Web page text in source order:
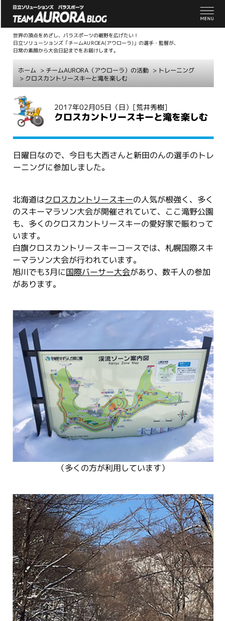
世界の頂点をめざし、パラスポーツの裾野を広げたい！
日立ソリューションズ「チームAUROEA(アウローラ)」の選手・監督が、
日常の素顔から大会日記までをお届けします。
ホーム > チームAURORA（アウローラ）の活動 > トレーニング
> クロスカントリースキーと滝を楽しむ
2017年02月05日（日） [荒井秀樹]
クロスカントリースキーと滝を楽しむ
日曜日なので、今日も大西さんと新田のんの選手のトレ
ーニングに参加しました。
北海道はクロスカントリースキーの人気が根強く、多く
のスキーマラソン大会が開催されていて、ここ滝野公園
も、多くのクロスカントリースキーの愛好家で賑わって
います。
白旗クロスカントリースキーコースでは、札幌国際スキ
ーマラソン大会が行われています。
旭川でも3月に国際バーサー大会があり、数千人の参加
があります。
（多くの方が利用しています）